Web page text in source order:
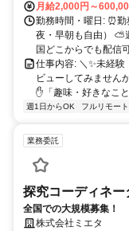
月給2,000円～
勤務時間・曜日: ⏰
夜・早朝も自由） ⛅
国どこからでも配信
仕事内容: ＼✨未経
ビューしてみません
✋「趣味・好きなこ
週1日からOK フルリモート
業務委託
探究コーディネー
全国での大規模募集！
株式会社ミエタ